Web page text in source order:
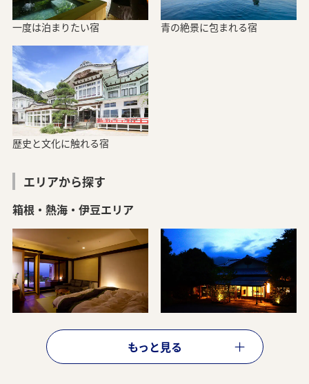
一度は泊まりたい宿 青の絶景に包まれる宿
歴史と文化に触れる宿
エリアから探す
箱根・熱海・伊豆エリア
ANAトラベラーズ厳選 箱根 ANAトラベラーズ厳選 湯河原
もっと見る